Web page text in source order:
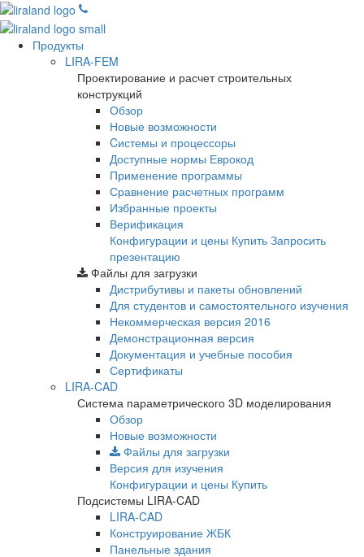
Продукты
LIRA-FEM
Проектирование и расчет строительных
конструкций
Обзор
Новые возможности
Cистемы и процессоры
Доступные нормы Еврокод
Применение программы
Сравнение расчетных программ
Избранные проекты
Верификация
Конфигурации и цены Купить Запросить
презентацию
Файлы для загрузки
Дистрибутивы и пакеты обновлений
Для студентов и самостоятельного изучения
Некоммерческая версия 2016
Демонстрационная версия
Документация и учебные пособия
Сертификаты
LIRA-CAD
Система параметрического 3D моделирования
Обзор
Новые возможности
Файлы для загрузки
Версия для изучения
Конфигурации и цены Купить
Подсистемы LIRA-CAD
LIRA-CAD
Конструирование ЖБК
Панельные здания